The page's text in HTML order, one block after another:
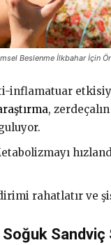
Beslenme İlkbahar İçin
inflamatuar
,
rahatlatır ve
Sandviç